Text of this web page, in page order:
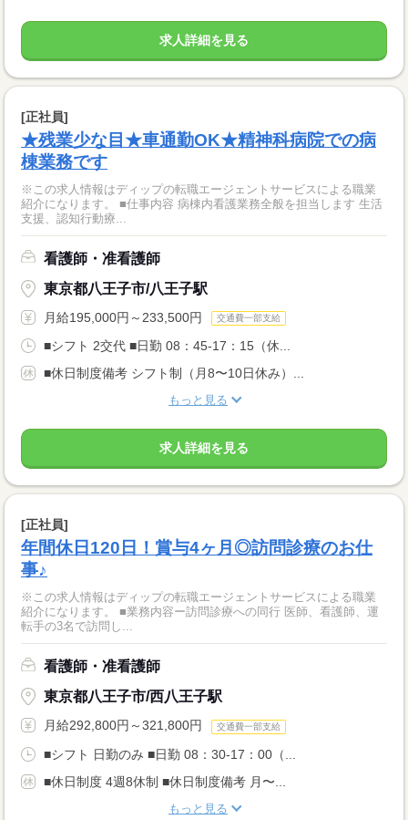
求人詳細を見る
[正社員]
★残業少な目★車通勤OK★精神科病院での病
棟業務です
※この求人情報はディップの転職エージェントサービスによる職業
紹介になります。 ■仕事内容 病棟内看護業務全般を担当します 生活
支援、認知行動療...
看護師・准看護師
東京都八王子市/八王子駅
月給195,000円～233,500円 交通費一部支給
■シフト 2交代 ■日勤 08：45-17：15（休...
■休日制度備考 シフト制（月8〜10日休み）...
もっと見る
求人詳細を見る
[正社員]
年間休日120日！賞与4ヶ月◎訪問診療のお仕
事♪
※この求人情報はディップの転職エージェントサービスによる職業
紹介になります。 ■業務内容ー訪問診療への同行 医師、看護師、運
転手の3名で訪問し...
看護師・准看護師
東京都八王子市/西八王子駅
月給292,800円～321,800円 交通費一部支給
■シフト 日勤のみ ■日勤 08：30-17：00（...
■休日制度 4週8休制 ■休日制度備考 月〜...
もっと見る